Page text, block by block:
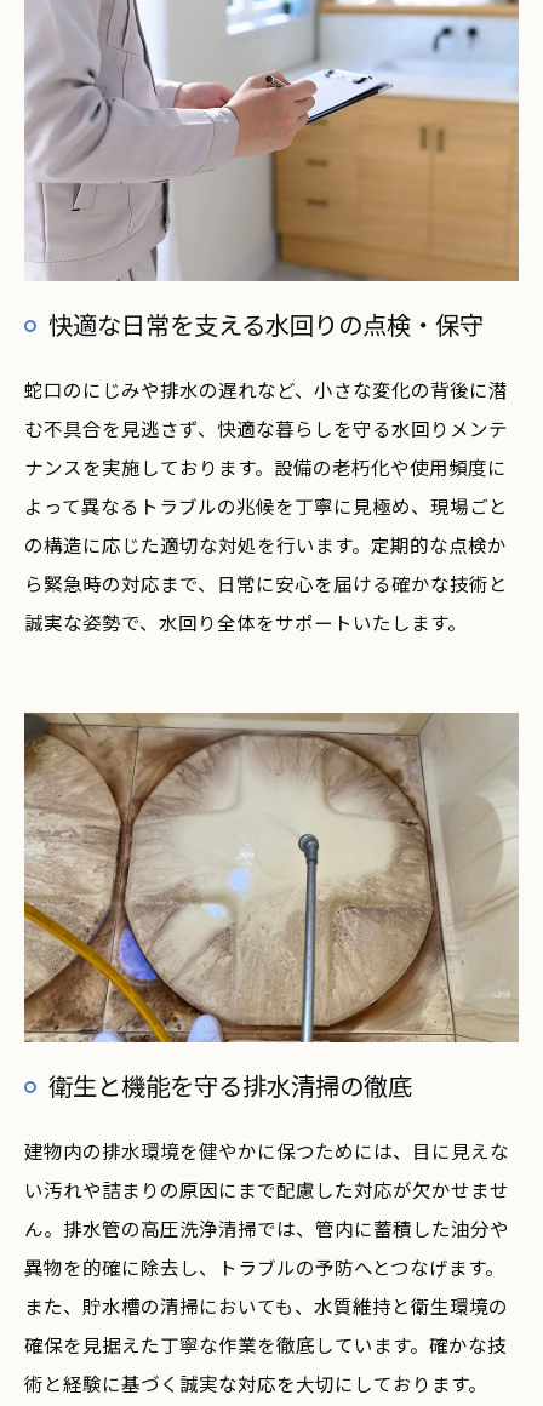
快適な日常を支える水回りの点検・保守
蛇口のにじみや排水の遅れなど、小さな変化の背後に潜
む不具合を見逃さず、快適な暮らしを守る水回りメンテ
ナンスを実施しております。設備の老朽化や使用頻度に
よって異なるトラブルの兆候を丁寧に見極め、現場ごと
の構造に応じた適切な対処を行います。定期的な点検か
ら緊急時の対応まで、日常に安心を届ける確かな技術と
誠実な姿勢で、水回り全体をサポートいたします。
衛生と機能を守る排水清掃の徹底
建物内の排水環境を健やかに保つためには、目に見えな
い汚れや詰まりの原因にまで配慮した対応が欠かせませ
ん。排水管の高圧洗浄清掃では、管内に蓄積した油分や
異物を的確に除去し、トラブルの予防へとつなげます。
また、貯水槽の清掃においても、水質維持と衛生環境の
確保を見据えた丁寧な作業を徹底しています。確かな技
術と経験に基づく誠実な対応を大切にしております。